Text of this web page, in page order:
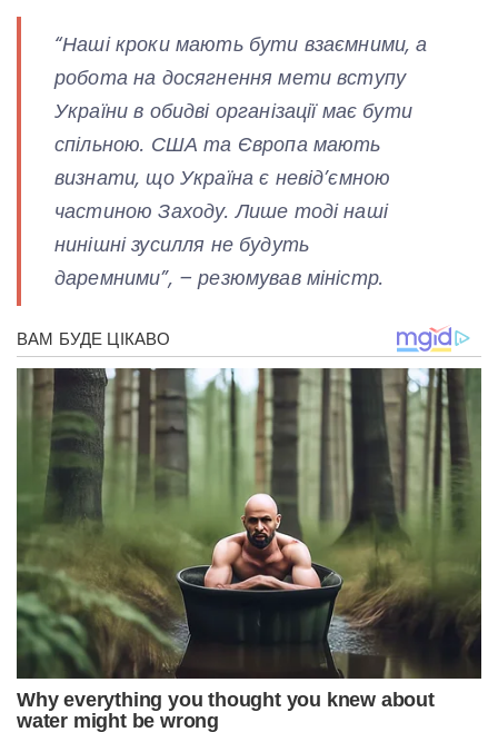
“Наші кроки мають бути взаємними, а
робота на досягнення мети вступу
України в обидві організації має бути
спільною. США та Європа мають
визнати, що Україна є невід’ємною
частиною Заходу. Лише тоді наші
нинішні зусилля не будуть
даремними”, – резюмував міністр.